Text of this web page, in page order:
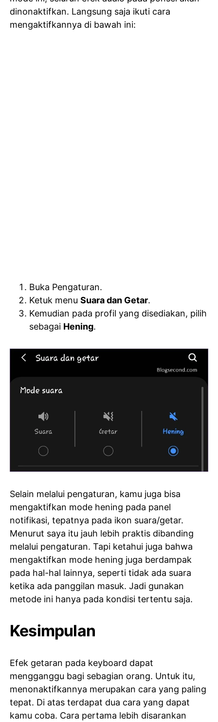
dinonaktifkan. Langsung saja ikuti cara
mengaktifkannya di bawah ini:
Buka Pengaturan.
Ketuk menu Suara dan Getar.
Kemudian pada profil yang disediakan, pilih
sebagai Hening.
Selain melalui pengaturan, kamu juga bisa
mengaktifkan mode hening pada panel
notifikasi, tepatnya pada ikon suara/getar.
Menurut saya itu jauh lebih praktis dibanding
melalui pengaturan. Tapi ketahui juga bahwa
mengaktifkan mode hening juga berdampak
pada hal-hal lainnya, seperti tidak ada suara
ketika ada panggilan masuk. Jadi gunakan
metode ini hanya pada kondisi tertentu saja.
Kesimpulan
Efek getaran pada keyboard dapat
mengganggu bagi sebagian orang. Untuk itu,
menonaktifkannya merupakan cara yang paling
tepat. Di atas terdapat dua cara yang dapat
kamu coba. Cara pertama lebih disarankan